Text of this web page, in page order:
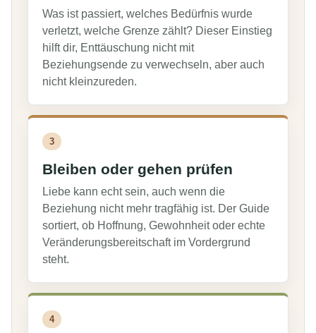
Was ist passiert, welches Bedürfnis wurde
verletzt, welche Grenze zählt? Dieser Einstieg
hilft dir, Enttäuschung nicht mit
Beziehungsende zu verwechseln, aber auch
nicht kleinzureden.
3
Bleiben oder gehen prüfen
Liebe kann echt sein, auch wenn die
Beziehung nicht mehr tragfähig ist. Der Guide
sortiert, ob Hoffnung, Gewohnheit oder echte
Veränderungsbereitschaft im Vordergrund
steht.
4